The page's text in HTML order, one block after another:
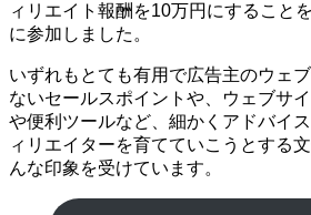
ィリエイト報酬を10万円にすること
に参加しました。
いずれもとても有用で広告主のウェ
ないセールスポイントや、ウェブサ
や便利ツールなど、細かくアドバイ
ィリエイターを育てていこうとする
んな印象を受けています。